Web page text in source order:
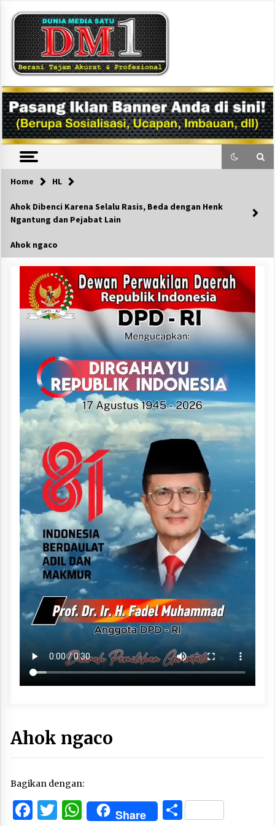
content
DM1
Home HL
Ahok Dibenci Karena Selalu Rasis, Beda dengan Henk
Ngantung dan Pejabat Lain
Ahok ngaco
Ahok ngaco
Bagikan dengan:
Facebook
Twitter
WhatsApp
Share Share